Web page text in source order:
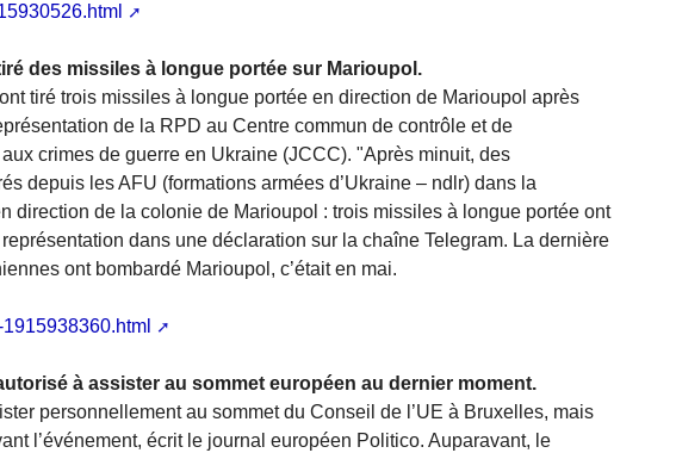
des missiles à longue portée sur Marioupol.
tiré trois missiles à longue portée en direction de Marioupol après
de la RPD au Centre commun de contrôle et de
crimes de guerre en Ukraine (JCCC). "Après minuit, des
depuis les AFU (formations armées d’Ukraine – ndlr) dans la
direction de la colonie de Marioupol : trois missiles à longue portée ont
dans une déclaration sur la chaîne Telegram. La dernière
ont bombardé Marioupol, c’était en mai.
à assister au sommet européen au dernier moment.
personnellement au sommet du Conseil de l’UE à Bruxelles, mais
l’événement, écrit le journal européen Politico. Auparavant, le